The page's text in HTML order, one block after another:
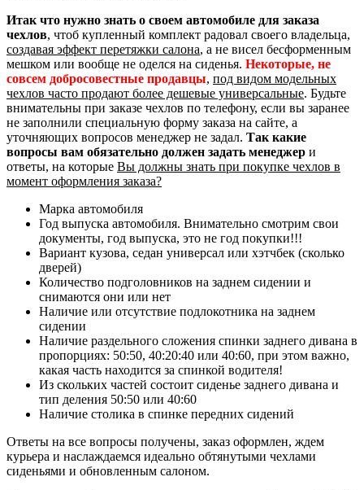
Итак что нужно знать о своем автомобиле для заказа
чехлов, чтоб купленный комплект радовал своего владельца,
создавая эффект перетяжки салона, а не висел бесформенным
мешком или вообще не оделся на сиденья. Некоторые, не
совсем добросовестные продавцы, под видом модельных
чехлов часто продают более дешевые универсальные. Будьте
внимательны при заказе чехлов по телефону, если вы заранее
не заполнили специальную форму заказа на сайте, а
уточняющих вопросов менеджер не задал. Так какие
вопросы вам обязательно должен задать менеджер и
ответы, на которые Вы должны знать при покупке чехлов в
момент оформления заказа?
Марка автомобиля
Год выпуска автомобиля. Внимательно смотрим свои
документы, год выпуска, это не год покупки!!!
Вариант кузова, седан универсал или хэтчбек (сколько
дверей)
Количество подголовников на заднем сидении и
снимаются они или нет
Наличие или отсутствие подлокотника на заднем
сидении
Наличие раздельного сложения спинки заднего дивана в
пропорциях: 50:50, 40:20:40 или 40:60, при этом важно,
какая часть находится за спинкой водителя!
Из скольких частей состоит сиденье заднего дивана и
тип деления 50:50 или 40:60
Наличие столика в спинке передних сидений
Ответы на все вопросы получены, заказ оформлен, ждем
курьера и наслаждаемся идеально обтянутыми чехлами
сиденьями и обновленным салоном.